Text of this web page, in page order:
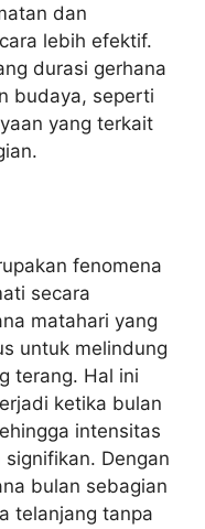
dan
lebih efektif.
durasi gerhana
budaya, seperti
yang terkait
fenomena
secara
matahari yang
untuk melindung
terang. Hal ini
ketika bulan
intensitas
Dengan
bulan sebagian
telanjang tanpa